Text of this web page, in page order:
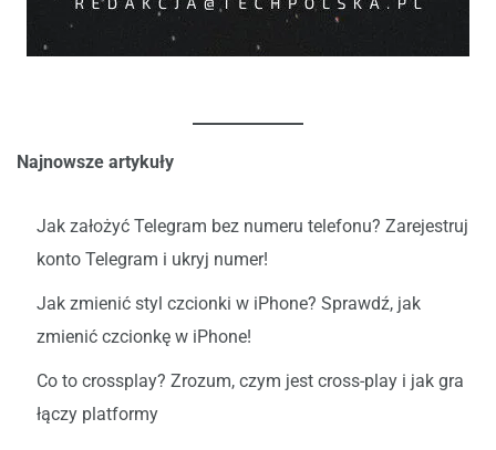
Najnowsze artykuły
Jak założyć Telegram bez numeru telefonu? Zarejestruj
konto Telegram i ukryj numer!
Jak zmienić styl czcionki w iPhone? Sprawdź, jak
zmienić czcionkę w iPhone!
Co to crossplay? Zrozum, czym jest cross-play i jak gra
łączy platformy